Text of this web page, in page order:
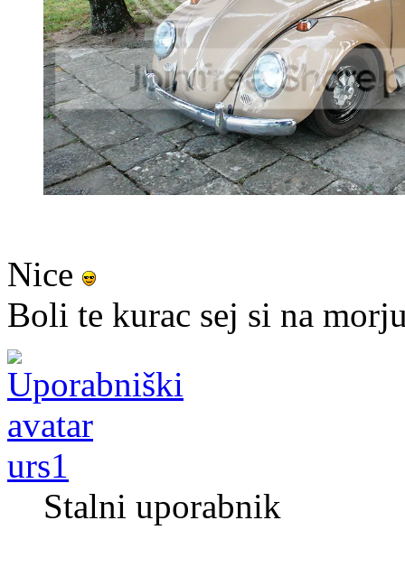
Nice
Boli te kurac sej si na
urs1
Stalni uporabnik